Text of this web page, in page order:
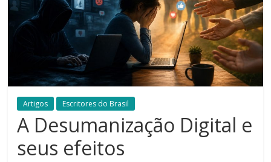
Artigos Escritores do Brasil
A Desumanização Digital e
seus efeitos